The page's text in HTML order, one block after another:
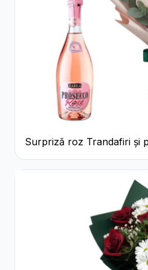
Surpriză roz Trandafiri și